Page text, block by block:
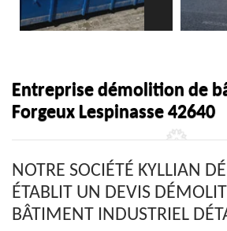
Entreprise démolition de
Forgeux Lespinasse 42640
NOTRE SOCIÉTÉ KYLLIAN
ÉTABLIT UN DEVIS
BÂTIMENT INDUSTRIEL